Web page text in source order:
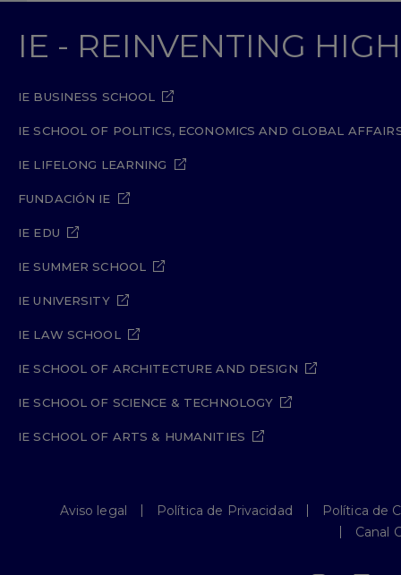
IE - REINVENTING
IE BUSINESS SCHOOL
IE SCHOOL OF POLITICS, ECONOMICS AND GLOBAL
IE LIFELONG LEARNING
FUNDACIÓN IE
IE EDU
IE SUMMER SCHOOL
IE UNIVERSITY
IE LAW SCHOOL
IE SCHOOL OF ARCHITECTURE AND DESIGN
IE SCHOOL OF SCIENCE & TECHNOLOGY
IE SCHOOL OF ARTS & HUMANITIES
Aviso legal Política de Privacidad
Política de
Canal